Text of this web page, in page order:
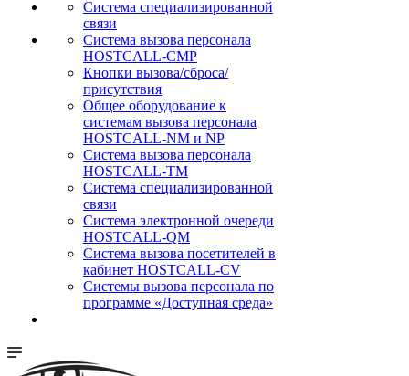
Система специализированной
связи
Cистема вызова персонала
HOSTCALL-CMP
Кнопки вызова/сброса/
присутствия
Общее оборудование к
системам вызова персонала
HOSTCALL-NM и NP
Система вызова персонала
HOSTCALL-TM
Система специализированной
связи
Система электронной очереди
HOSTCALL-QM
Cистема вызова посетителей в
кабинет HOSTCALL-CV
Системы вызова персонала по
программе «Доступная среда»